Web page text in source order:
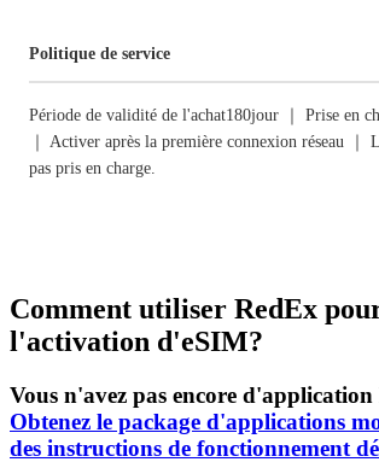
Politique de service
Période de validité de l'achat180jour ｜ Prise en
｜ Activer après la première connexion réseau ｜
pas pris en charge.
Comment utiliser RedEx
l'activation d'eSIM?
Vous n'avez pas encore d'application
Obtenez le package d'applications
des instructions de fonctionnement